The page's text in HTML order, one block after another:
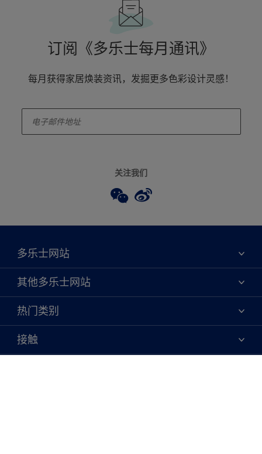
订阅《多乐士每月通讯》
每月获得家居焕装资讯，发掘更多色彩设计灵感！
关注我们
多乐士网站
关于我们
联系我们
查找店铺
网站地图
其他多乐士网站
焕新服务
多乐士专业
天猫官方旗舰店
热门类别
颜色
产品
接触